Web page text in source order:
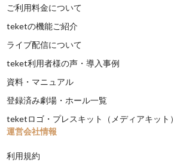
ご利用料金について
teketの機能ご紹介
ライブ配信について
teket利用者様の声・導入事例
資料・マニュアル
登録済み劇場・ホール一覧
teketロゴ・プレスキット（メディアキット）
運営会社情報
利用規約